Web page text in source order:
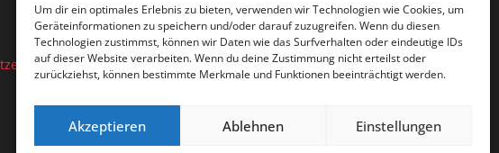
Um dir ein optimales Erlebnis zu bieten, verwenden wir Technologien wie Cookies, um
Geräteinformationen zu speichern und/oder darauf zuzugreifen. Wenn du diesen
Technologien zustimmst, können wir Daten wie das Surfverhalten oder eindeutige IDs
auf dieser Website verarbeiten. Wenn du deine Zustimmung nicht erteilst oder
zurückziehst, können bestimmte Merkmale und Funktionen beeinträchtigt werden.
Akzeptieren Ablehnen Einstellungen